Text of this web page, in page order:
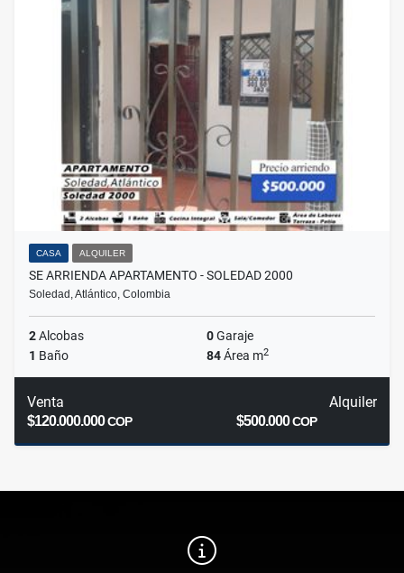
CASA ALQUILER
SE ARRIENDA APARTAMENTO - SOLEDAD 2000
Soledad, Atlántico, Colombia
2Alcobas 0Garaje
1 Baño 84Área m2
Venta
$120.000.000COP
Alquiler
$500.000COP